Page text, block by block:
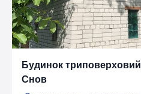
Будинок триповерховий
Снов